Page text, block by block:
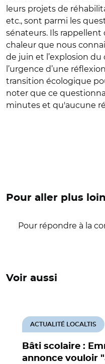
leurs projets de
etc., sont parmi les
sénateurs. Ils
chaleur que nous
de juin et l’explosion
l’urgence d’une
transition écologique
noter que ce
minutes et qu'aucune
Pour aller plus loin
Pour répondre à la
Voir aussi
Bâti scolaire :
annonce vouloir
ACTUALITÉ LOCALTIS